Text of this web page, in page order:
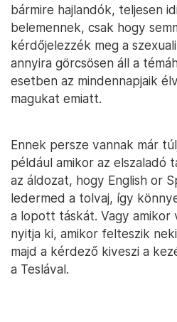
bármire hajlandók, teljesen
belemennek, csak hogy
kérdőjelezzék meg a
annyira görcsösen áll a
esetben az mindennapjaik
magukat emiatt.
Ennek persze vannak már
például amikor az elszaladó
az áldozat, hogy English or
ledermed a tolvaj, így
a lopott táskát. Vagy amikor
nyitja ki, amikor felteszik
majd a kérdező kiveszi a
a Teslával.